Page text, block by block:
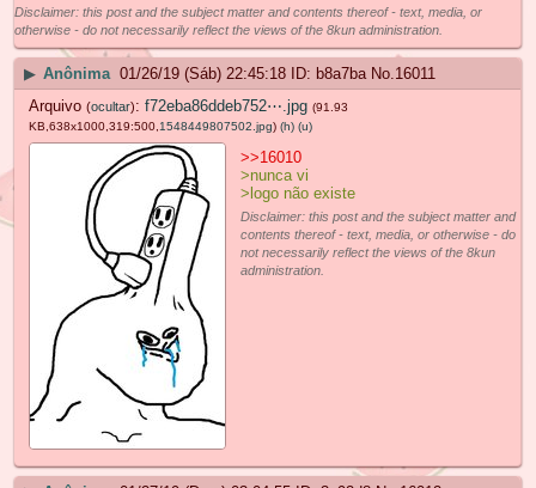
Disclaimer: this post and the subject matter and contents thereof - text, media, or
otherwise - do not necessarily reflect the views of the 8kun administration.
▶ Anônima 01/26/19 (Sáb) 22:45:18 b8a7ba No. 16011
Arquivo (ocultar): f72eba86ddeb752⋯.jpg (91.93
KB,638x1000,319:500, 1548449807502.jpg) (h) (u)
>>16010
>nunca vi
>logo não existe
Disclaimer: this post and the subject matter and
contents thereof - text, media, or otherwise - do
not necessarily reflect the views of the 8kun
administration.